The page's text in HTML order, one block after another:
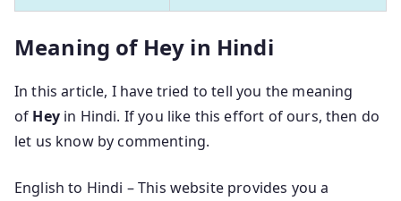
Meaning of Hey in Hindi
In this article, I have tried to tell you the meaning
of Hey in Hindi. If you like this effort of ours, then do
let us know by commenting.
English to Hindi – This website provides you a